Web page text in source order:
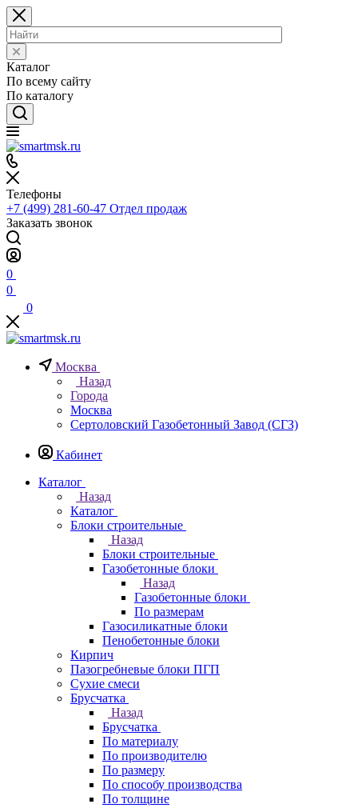
Каталог
По всему сайту
По каталогу
Телефоны
+7 (499) 281-60-47 Отдел продаж
Заказать звонок
0
0
0
Москва
Назад
Города
Москва
Сертоловский Газобетонный Завод (СГЗ)
Кабинет
Каталог
Назад
Каталог
Блоки строительные
Назад
Блоки строительные
Газобетонные блоки
Назад
Газобетонные блоки
По размерам
Газосиликатные блоки
Пенобетонные блоки
Кирпич
Пазогребневые блоки ПГП
Сухие смеси
Брусчатка
Назад
Брусчатка
По материалу
По производителю
По размеру
По способу производства
По толщине